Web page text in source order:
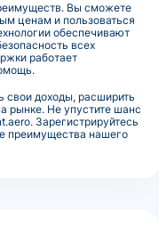
Вы сможете
ценам и пользоваться
обеспечивают
всех
работает
свои доходы, расширить
рынке. Не упустите шанс
Зарегистрируйтесь
преимущества нашего